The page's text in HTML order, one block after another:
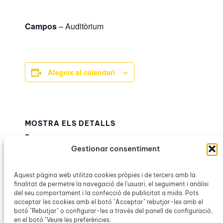
Gestionar consentiment
Aquest pàgina web utilitza cookies pròpies i de tercers amb la
finalitat de permetre la navegació de l'usuari, el seguiment i anàlisi
del seu comportament i la confecció de publicitat a mida. Pots
acceptar les cookies amb el botó "Acceptar" rebutjar-les amb el
botó "Rebutjar" o configurar-les a través del panell de configuració,
en el botó "Veure les preferències.
Campos– Auditòrium
Afegeix al calendari
MOSTRA ELS DETALLS
Data:
19:00h – 20:30h
Categoria d’Esdeveniment:
OCB Campos